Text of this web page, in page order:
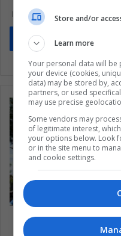
Mantente informado sobre
Nicaragua: ¿Un
Store and/or
Learn more
Your personal data will
your device (cookies,
data) may be stored by,
partners, or used
may use precise
Some vendors may
of legitimate interest,
your options below. Look
or in the site menu to
and cookie settings.